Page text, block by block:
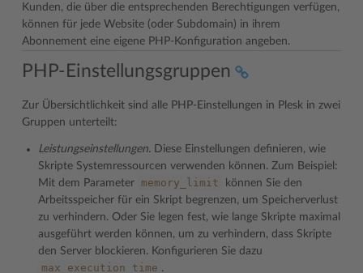
Kunden, die über die entsprechenden Berechtigungen verfügen,
können für jede Website (oder Subdomain) in ihrem
Abonnement eine eigene PHP-Konfiguration angeben.
PHP-Einstellungsgruppen
Zur Übersichtlichkeit sind alle PHP-Einstellungen in Plesk in zwei
Gruppen unterteilt:
Leistungseinstellungen. Diese Einstellungen definieren, wie
Skripte Systemressourcen verwenden können. Zum Beispiel:
Mit dem Parameter
memory_limit
können Sie den
Arbeitsspeicher für ein Skript begrenzen, um Speicherverlust
zu verhindern. Oder Sie legen fest, wie lange Skripte maximal
ausgeführt werden können, um zu verhindern, dass Skripte
den Server blockieren. Konfigurieren Sie dazu
max_execution_time .